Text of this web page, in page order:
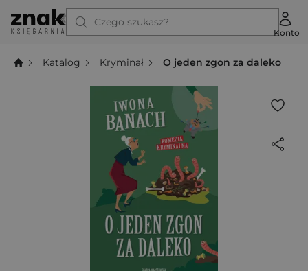
Czego szukasz?
Konto
Katalog Kryminał O jeden zgon za daleko